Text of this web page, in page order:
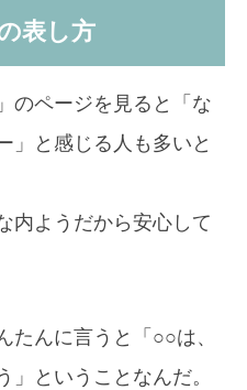
表し方
のページを見ると「な
」と感じる人も多いと
内ようだから安心して
たんに言うと「○○は、
」ということなんだ。